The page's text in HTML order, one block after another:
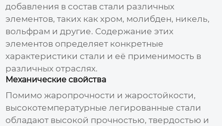
добавления в состав стали различных
элементов, таких как хром, молибден, никель,
вольфрам и другие. Содержание этих
элементов определяет конкретные
характеристики стали и её применимость в
различных отраслях.
Механические свойства
Помимо жаропрочности и жаростойкости,
высокотемпературные легированные стали
обладают высокой прочностью, твердостью и